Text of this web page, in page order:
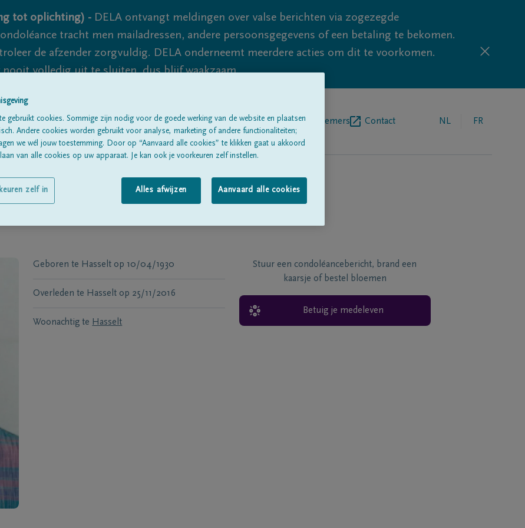
tot oplichting) - DELA ontvangt meldingen over valse berichten via zogezegde
tracht men mailadressen, andere persoonsgegevens of een betaling te bekomen.
de afzender zorgvuldig. DELA onderneemt meerdere acties om dit te voorkomen.
volledig uit te sluiten, dus blijf waakzaam.
Alle rouwberichtenOver onsBegrafenisondernemers Contact NL FR
Geboren te Hasselt op 10/04/1930
Overleden te Hasselt op 25/11/2016
Woonachtig te Hasselt
Stuur een condoléancebericht, brand een
kaarsje of bestel bloemen
Betuig je medeleven
gebruikt cookies. Sommige zijn nodig voor de goede werking van de website en plaatsen
Andere cookies worden gebruikt voor analyse, marketing of andere functionaliteiten;
we wél jouw toestemming. Door op “Aanvaard alle cookies” te klikken gaat u akkoord
van alle cookies op uw apparaat. Je kan ook je voorkeuren zelf instellen.
Alles afwijzen Aanvaard alle cookies
zelf in